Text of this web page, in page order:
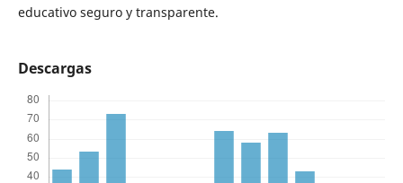
educativo seguro y transparente.
Descargas